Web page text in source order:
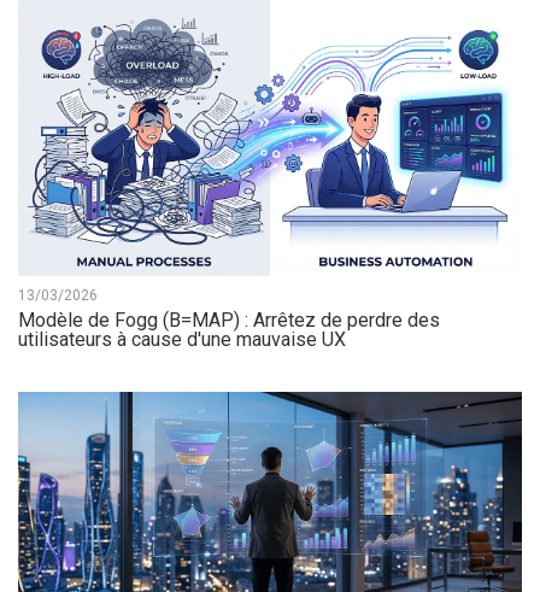
13/03/2026
Modèle de Fogg (B=MAP) : Arrêtez de perdre des
utilisateurs à cause d'une mauvaise UX